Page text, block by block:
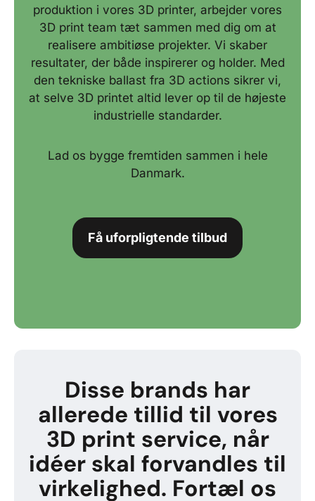
produktion i vores 3D printer, arbejder vores
3D print team tæt sammen med dig om at
realisere ambitiøse projekter. Vi skaber
resultater, der både inspirerer og holder. Med
den tekniske ballast fra 3D actions sikrer vi,
at selve 3D printet altid lever op til de højeste
industrielle standarder.
Lad os bygge fremtiden sammen i hele
Danmark.
Få uforpligtende tilbud
Disse brands har
allerede tillid til vores
3D print service, når
idéer skal forvandles til
virkelighed. Fortæl os